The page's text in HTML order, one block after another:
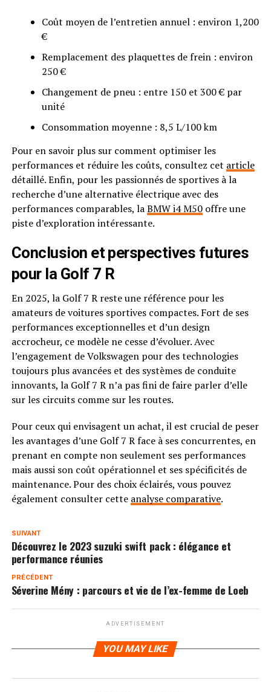
Coût moyen de l’entretien annuel : environ 1,200
€
Remplacement des plaquettes de frein : environ
250 €
Changement de pneu : entre 150 et 300 € par
unité
Consommation moyenne : 8,5 L/100 km
Pour en savoir plus sur comment optimiser les
performances et réduire les coûts, consultez cet article
détaillé. Enfin, pour les passionnés de sportives à la
recherche d’une alternative électrique avec des
performances comparables, laBMW i4 M50offre une
piste d’exploration intéressante.
Conclusion et perspectives futures
pour la Golf 7 R
En 2025, la Golf 7 R reste une référence pour les
amateurs de voitures sportives compactes. Fort de ses
performances exceptionnelles et d’un design
accrocheur, ce modèle ne cesse d’évoluer. Avec
l’engagement de Volkswagen pour des technologies
toujours plus avancées et des systèmes de conduite
innovants, la Golf 7 R n’a pas fini de faire parler d’elle
sur les circuits comme sur les routes.
Pour ceux qui envisagent un achat, il est crucial de peser
les avantages d’une Golf 7 R face à ses concurrentes, en
prenant en compte non seulement ses performances
mais aussi son coût opérationnel et ses spécificités de
maintenance. Pour des choix éclairés, vous pouvez
également consulter cette analyse comparative.
SUIVANT
Découvrez le 2023 suzuki swift pack : élégance et
performance réunies
PRÉCÉDENT
Séverine Mény : parcours et vie de l’ex-femme de Loeb
ADVERTISEMENT
YOU MAY LIKE